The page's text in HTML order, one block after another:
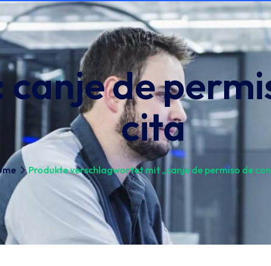
canje de
cita
Produkte verschlagwortet mit „canje de permiso de